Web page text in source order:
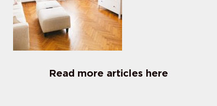
Read more articles here